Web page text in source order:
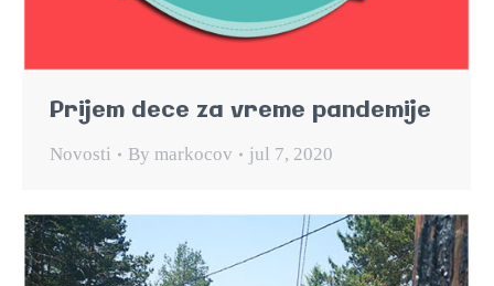
Prijem dece za vreme pandemije
Novosti By markocov jul 7, 2020